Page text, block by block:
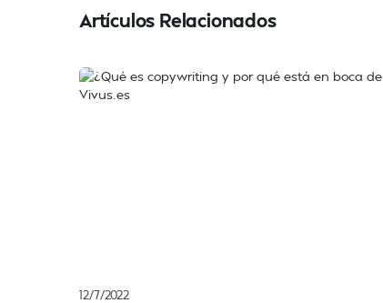
Artículos Relacionados
12/7/2022